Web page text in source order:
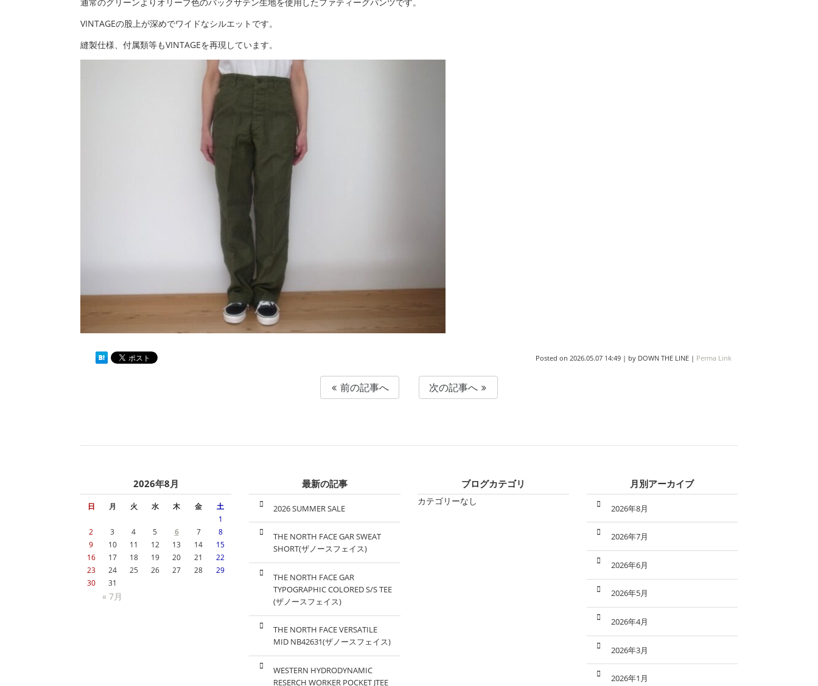
通常のグリーンよりオリーブ色のバックサテン生地を使用したファティーグパンツです。
VINTAGEの股上が深めでワイドなシルエットです。
縫製仕様、付属類等もVINTAGEを再現しています。
Posted on 2026.05.07 14:49 | by DOWN THE LINE | Perma Link
前の記事へ 次の記事へ
2026年8月
日 月 火 水 木 金 土
« 7月
1
2
3 4 5 6 7
8
9
10 11 12 13 14
15
16
17 18 19 20 21
22
23
24 25 26 27 28
29
30
31
最新の記事
2026 SUMMER SALE
THE NORTH FACE GAR SWEAT
SHORT(ザノースフェイス)
THE NORTH FACE GAR
TYPOGRAPHIC COLORED S/S TEE
(ザノースフェイス)
THE NORTH FACE VERSATILE
MID NB42631(ザノースフェイス)
WESTERN HYDRODYNAMIC
RESERCH WORKER POCKET JTEE
ブログカテゴリ
カテゴリーなし
月別アーカイブ
2026年8月
2026年7月
2026年6月
2026年5月
2026年4月
2026年3月
2026年1月